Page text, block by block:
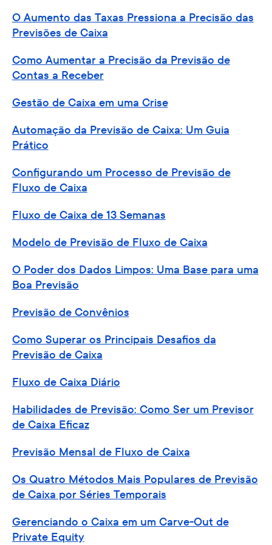
O Aumento das Taxas Pressiona a Precisão das
Previsões de Caixa
Como Aumentar a Precisão da Previsão de
Contas a Receber
Gestão de Caixa em uma Crise
Automação da Previsão de Caixa: Um Guia
Prático
Configurando um Processo de Previsão de
Fluxo de Caixa
Fluxo de Caixa de 13 Semanas
Modelo de Previsão de Fluxo de Caixa
O Poder dos Dados Limpos: Uma Base para uma
Boa Previsão
Previsão de Convênios
Como Superar os Principais Desafios da
Previsão de Caixa
Fluxo de Caixa Diário
Habilidades de Previsão: Como Ser um Previsor
de Caixa Eficaz
Previsão Mensal de Fluxo de Caixa
Os Quatro Métodos Mais Populares de Previsão
de Caixa por Séries Temporais
Gerenciando o Caixa em um Carve-Out de
Private Equity